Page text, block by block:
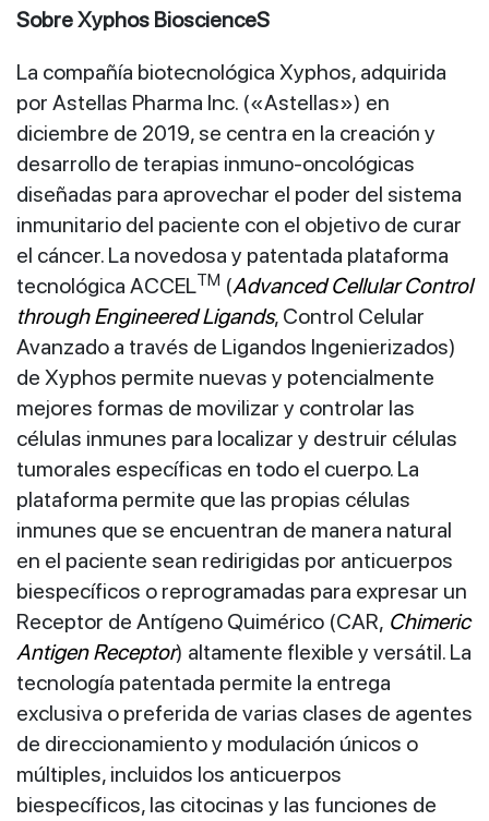
Sobre Xyphos BioscienceS
La compañía biotecnológica Xyphos, adquirida
por Astellas Pharma Inc. («Astellas») en
diciembre de 2019, se centra en la creación y
desarrollo de terapias inmuno-oncológicas
diseñadas para aprovechar el poder del sistema
inmunitario del paciente con el objetivo de curar
el cáncer. La novedosa y patentada plataforma
tecnológica ACCELTM (Advanced Cellular Control
through Engineered Ligands, Control Celular
Avanzado a través de Ligandos Ingenierizados)
de Xyphos permite nuevas y potencialmente
mejores formas de movilizar y controlar las
células inmunes para localizar y destruir células
tumorales específicas en todo el cuerpo. La
plataforma permite que las propias células
inmunes que se encuentran de manera natural
en el paciente sean redirigidas por anticuerpos
biespecíficos o reprogramadas para expresar un
Receptor de Antígeno Quimérico (CAR, Chimeric
Antigen Receptor) altamente flexible y versátil. La
tecnología patentada permite la entrega
exclusiva o preferida de varias clases de agentes
de direccionamiento y modulación únicos o
múltiples, incluidos los anticuerpos
biespecíficos, las citocinas y las funciones de